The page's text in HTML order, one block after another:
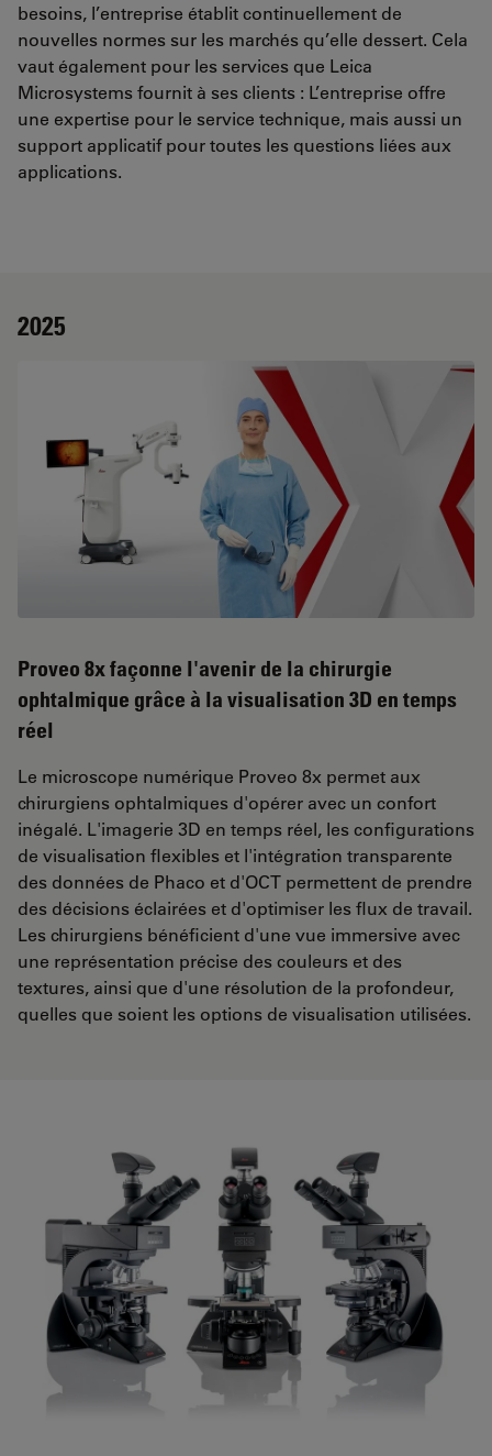
besoins, l’entreprise établit continuellement de
nouvelles normes sur les marchés qu’elle dessert. Cela
vaut également pour les services que Leica
Microsystems fournit à ses clients : L’entreprise offre
une expertise pour le service technique, mais aussi un
support applicatif pour toutes les questions liées aux
applications.
2025
Proveo 8x façonne l'avenir de la chirurgie
ophtalmique grâce à la visualisation 3D en temps
réel
Le microscope numérique Proveo 8x permet aux
chirurgiens ophtalmiques d'opérer avec un confort
inégalé. L'imagerie 3D en temps réel, les configurations
de visualisation flexibles et l'intégration transparente
des données de Phaco et d'OCT permettent de prendre
des décisions éclairées et d'optimiser les flux de travail.
Les chirurgiens bénéficient d'une vue immersive avec
une représentation précise des couleurs et des
textures, ainsi que d'une résolution de la profondeur,
quelles que soient les options de visualisation utilisées.